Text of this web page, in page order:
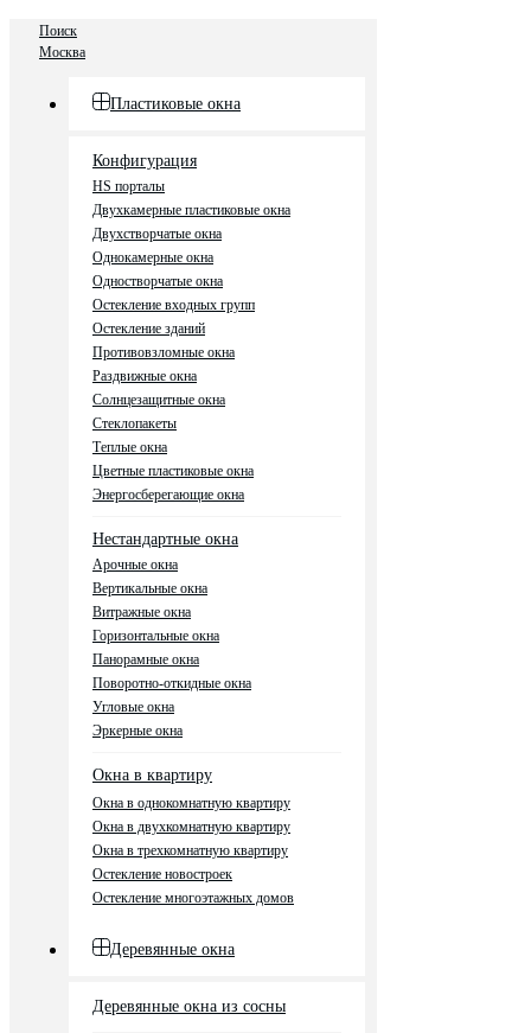
Поиск
Москва
Пластиковые окна
Конфигурация
HS порталы
Двухкамерные пластиковые окна
Двухстворчатые окна
Однокамерные окна
Одностворчатые окна
Остекление входных групп
Остекление зданий
Противовзломные окна
Раздвижные окна
Солнцезащитные окна
Стеклопакеты
Теплые окна
Цветные пластиковые окна
Энергосберегающие окна
Нестандартные окна
Арочные окна
Вертикальные окна
Витражные окна
Горизонтальные окна
Панорамные окна
Поворотно-откидные окна
Угловые окна
Эркерные окна
Окна в квартиру
Окна в однокомнатную квартиру
Окна в двухкомнатную квартиру
Окна в трехкомнатную квартиру
Остекление новостроек
Остекление многоэтажных домов
Деревянные окна
Деревянные окна из сосны